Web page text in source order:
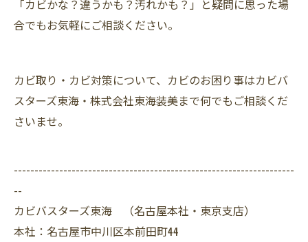
「カビかな？違うかも？汚れかも？」と疑問に思った場
合でもお気軽にご相談ください。
カビ取り・カビ対策について、カビのお困り事はカビバ
スターズ東海・株式会社東海装美まで何でもご相談くだ
さいませ。
--------------------------------------------------------------------
--
カビバスターズ東海 （名古屋本社・東京支店）
本社：名古屋市中川区本前田町44